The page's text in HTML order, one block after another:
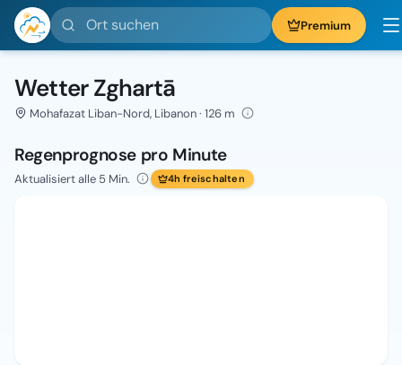
Ort suchen Premium
Wetter Zghartā
Mohafazat Liban-Nord, Libanon · 126 m
Regenprognose pro Minute
Aktualisiert alle 5 Min. 4h freischalten